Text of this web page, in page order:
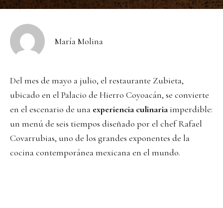
María Molina
Del mes de mayo a julio, el restaurante Zubieta,
ubicado en el Palacio de Hierro Coyoacán, se convierte
en el escenario de una experiencia culinaria imperdible:
un menú de seis tiempos diseñado por el chef Rafael
Covarrubias, uno de los grandes exponentes de la
cocina contemporánea mexicana en el mundo.